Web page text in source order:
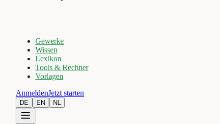
Gewerke
Wissen
Lexikon
Tools & Rechner
Vorlagen
AnmeldenJetzt starten
DE EN NL